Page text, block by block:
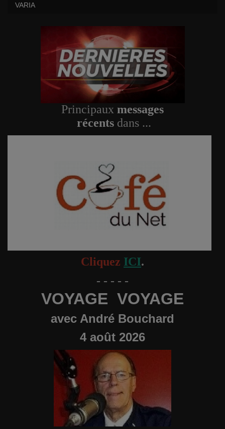
VARIA
Principaux messages
récents dans ...
Cliquez ICI.
- - - - -
VOYAGE VOYAGE
avec André Bouchard
4 août 2026